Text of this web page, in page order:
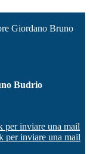
Giordano Bruno
Budrio
per inviare una mail
per inviare una mail